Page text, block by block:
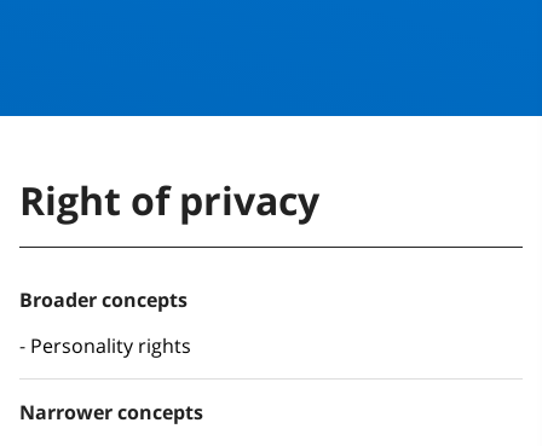
Right of privacy
Broader concepts
Personality rights
Narrower concepts